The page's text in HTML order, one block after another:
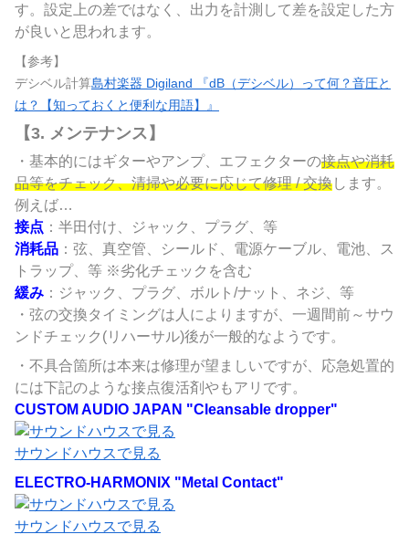
す。設定上の差ではなく、出力を計測して差を設定した方
が良いと思われます。
【参考】
デシベル計算島村楽器 Digiland 『dB（デシベル）って何？音圧と
は？【知っておくと便利な用語】』
【3. メンテナンス】
・基本的にはギターやアンプ、エフェクターの接点や消耗
品等をチェック、清掃や必要に応じて修理 / 交換します。
例えば…
接点 ：半田付け、ジャック、プラグ、等
消耗品 ：弦、真空管、シールド、電源ケーブル、電池、ス
トラップ、等 ※劣化チェックを含む
緩み ：ジャック、プラグ、ボルト/ナット、ネジ、等
・弦の交換タイミングは人によりますが、一週間前～サウ
ンドチェック(リハーサル)後が一般的なようです。
・不具合箇所は本来は修理が望ましいですが、応急処置的
には下記のような接点復活剤やもアリです。
CUSTOM AUDIO JAPAN "Cleansable dropper"
サウンドハウスで見る
ELECTRO-HARMONIX "Metal Contact"
サウンドハウスで見る